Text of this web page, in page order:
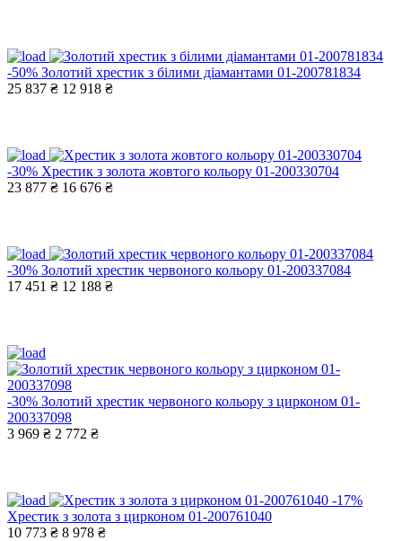
-50% Золотий хрестик з білими діамантами 01-200781834
25 837 ₴ 12 918 ₴
-30% Хрестик з золота жовтого кольору 01-200330704
23 877 ₴ 16 676 ₴
-30% Золотий хрестик червоного кольору 01-200337084
17 451 ₴ 12 188 ₴
-30% Золотий хрестик червоного кольору з цирконом 01-
200337098
3 969 ₴ 2 772 ₴
-17%
Хрестик з золота з цирконом 01-200761040
10 773 ₴ 8 978 ₴